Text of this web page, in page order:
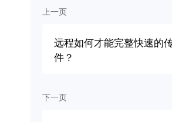
上一页
远程如何才能完整快速的
件？
下一页